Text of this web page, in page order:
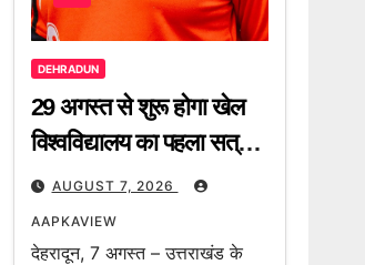
DEHRADUN
29 अगस्त से शुरू होगा खेल
विश्वविद्यालय का पहला सत्र –
रेखा आर्या
AUGUST 7, 2026
AAPKAVIEW
देहरादून, 7 अगस्त – उत्तराखंड के